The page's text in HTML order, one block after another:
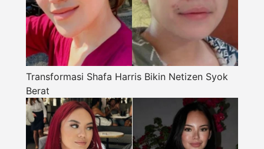
Transformasi Shafa Harris Bikin Netizen Syok
Berat